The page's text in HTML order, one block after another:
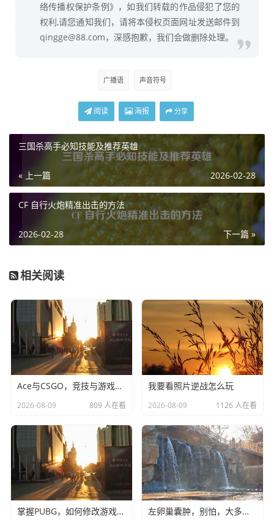
络传播权保护条例》，如我们转载的作品侵犯了您的
权利,请您通知我们，请将本侵权页面网址发送邮件到
qingge@88.com，深感抱歉，我们会做删除处理。
广播语 声音符号
阅读 海报 分享
三国杀高手必知技能及推荐英雄
« 上一篇 2026-02-28
CF 自行火炮精准出击的方法
下一篇 »
2026-02-28
相关阅读
Ace与CSGO，竞技与游戏风格的对比分析
2026-08-09 809 人在看
我要看照片逆战怎么玩
2026-08-09 1126 人在看
掌握PUBG，如何修改游戏密码以保护个人安全 左卵巢囊肿，别怕，大多数时候它只是虚惊一场-左卵巢囊肿